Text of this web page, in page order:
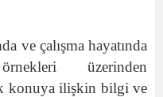
ve çalışma hayatında
üzerinden
konuya ilişkin bilgi ve